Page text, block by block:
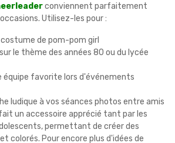
conviennent parfaitement
Utilisez-les pour :
de pom-pom girl
le thème des années 80 ou du lycée
équipe favorite lors d'événements
ludique à vos séances photos entre amis
un accessoire apprécié tant par les
permettant de créer des
colorés. Pour encore plus d'idées de